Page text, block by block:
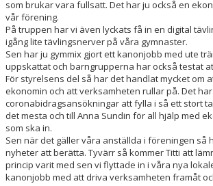
som brukar vara fullsatt. Det har ju också en
vår förening.
På truppen har vi även lyckats få in en digital
igång lite tävlingsnerver på våra gymnaster.
Sen har ju gymmix gjort ett kanonjobb med ute
uppskattat och barngrupperna har också testat
För styrelsens del så har det handlat mycket om
ekonomin och att verksamheten rullar på. Det
coronabidragsansökningar att fylla i så ett stort
det mesta och till Anna Sundin för all hjälp med
som ska in.
Sen när det gäller våra anställda i föreningen så
nyheter att berätta. Tyvärr så kommer Titti att
princip varit med sen vi flyttade in i våra nya
kanonjobb med att driva verksamheten framåt